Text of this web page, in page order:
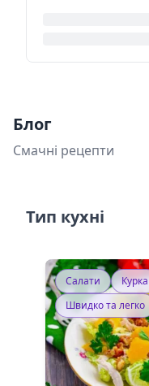
Блог
Смачні рецепти
Тип кухні
Салати Курка
Швидко та легко